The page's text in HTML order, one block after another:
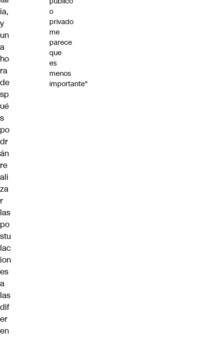
ia,
y
un
a
ho
ra
de
sp
ué
s
po
dr
án
re
ali
za
r
las
po
stu
lac
ion
es
a
las
dif
er
en
o
privado
me
parece
que
es
menos
importante"